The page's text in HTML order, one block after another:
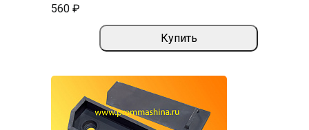
560 ₽
Купить